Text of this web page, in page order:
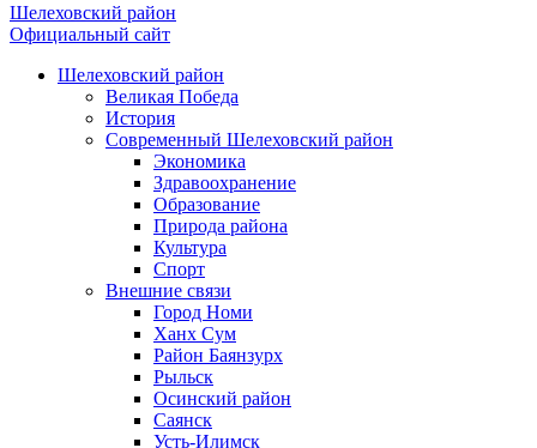
Шелеховский район
Официальный сайт
Шелеховский район
Великая Победа
История
Современный Шелеховский район
Экономика
Здравоохранение
Образование
Природа района
Культура
Спорт
Внешние связи
Город Номи
Ханх Сум
Район Баянзурх
Рыльск
Осинский район
Саянск
Усть-Илимск